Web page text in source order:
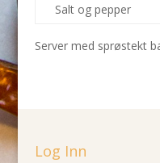
Salt og pepper
Server med sprøstekt
Log Inn